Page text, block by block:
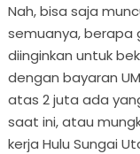
Nah, bisa saja
semuanya, berapa
diinginkan untuk
dengan bayaran
atas 2 juta ada
saat ini, atau
kerja Hulu Sungai